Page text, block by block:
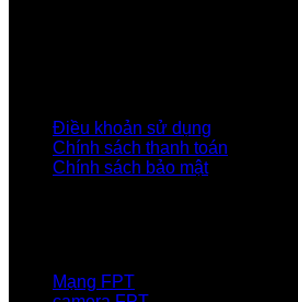
Điều khoản sử dụng
Chính sách thanh toán
Chính sách bảo mật
Mạng FPT